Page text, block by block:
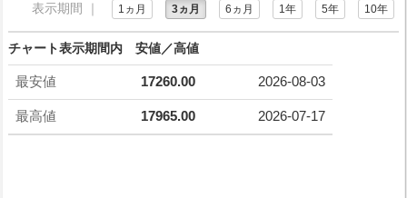
表示期間 ｜ 1ヵ月 3ヵ月 6ヵ月 1年 5年 10年
チャート表示期間内 安値／高値
最安値 17260.00 2026-08-03
最高値 17965.00 2026-07-17